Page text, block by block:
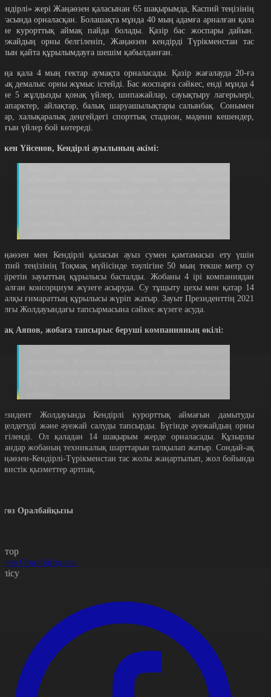
жері Жаңаөзен қаласынан 65 шақырымда, Каспий теңізінің
орналасқан. Болашақта мұнда 40 мың адамға арналған қала
курорттық аймақ пайда болады. Қазір бас жоспары дайын.
орны белгіленіп, Жаңаөзен кендірді Түрікменстан тас
қайта құрылымдауға шешім қабылданған.
қала 4 мың гектар аумақта орналасады. Қазір жағалауда 20-ға
демалыс орны жұмыс істейді. Бас жоспарға сәйкес, енді мұнда 4
5 жұлдызды қонақ үйлер, шипажайлар, сауықтыру лагерьлері,
айлақтар, балық шаруашылықтары салынбақ. Сонымен
халықаралық деңгейдегі спорттық стадион, мәдени кешендер,
үйлер бой көтереді.
Үйсенов, Кендірлі ауылының әкімі:
мен Кендірлі қаласын ауыз сумен қамтамасыз ету үшін
теңізінің Тоқмақ мүйісінде тәулігіне 50 мың текше метр су
зауыттың құрылысы басталды. Жобаны 4 ірі компаниядан
консорциум жүзеге асыруда. Су тұщыту цехы мен қатар 14
ғимараттың құрылысы жүріп жатыр. Зауыт Президенттің 2021
Жолдауындағы тапсырмасына сәйкес жүзеге асуда.
Аяпов, жобаға тапсырыс беруші компанияның өкілі:
Жолдауында Кендірлі курорттық аймағын дамытуды
және әуежай салуды тапсырды. Бүгінде әуежайдың орны
Ол қаладан 14 шақырым жерде орналасады. Құзырлы
жобаның техникалық шарттарын талқылап жатыр. Сондай-ақ
Кендірлі-Түрікменстан тас жолы жаңартылып, жол бойында
қызметтер артпақ.
Оралбайқызы
Оралбайқызы